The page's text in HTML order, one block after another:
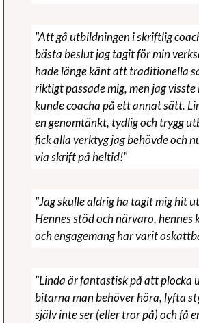
"Att gå utbildningen i skriftlig
bästa beslut jag tagit för min
hade länge känt att traditionella
riktigt passade mig, men jag
kunde coacha på ett annat sätt.
en genomtänkt, tydlig och trygg
fick alla verktyg jag behövde och
via skrift på heltid!"
"Jag skulle aldrig ha tagit mig hit
Hennes stöd och närvaro, hennes
och engagemang har varit
"Linda är fantastisk på att plocka
bitarna man behöver höra, lyfta
själv inte ser (eller tror på) och få